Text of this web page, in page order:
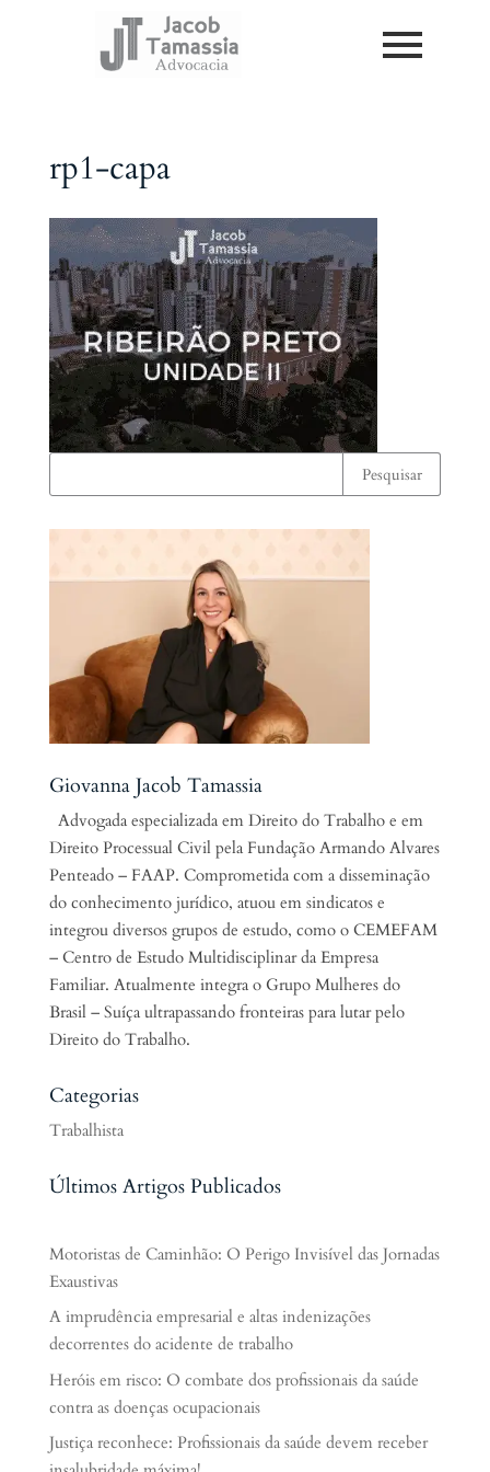
rp1-capa
Giovanna Jacob Tamassia
Advogada especializada em Direito do Trabalho e em
Direito Processual Civil pela Fundação Armando Alvares
Penteado – FAAP. Comprometida com a disseminação
do conhecimento jurídico, atuou em sindicatos e
integrou diversos grupos de estudo, como o CEMEFAM
– Centro de Estudo Multidisciplinar da Empresa
Familiar. Atualmente integra o Grupo Mulheres do
Brasil – Suíça ultrapassando fronteiras para lutar pelo
Direito do Trabalho.
Categorias
Trabalhista
Últimos Artigos Publicados
Motoristas de Caminhão: O Perigo Invisível das Jornadas
Exaustivas
A imprudência empresarial e altas indenizações
decorrentes do acidente de trabalho
Heróis em risco: O combate dos profissionais da saúde
contra as doenças ocupacionais
Justiça reconhece: Profissionais da saúde devem receber